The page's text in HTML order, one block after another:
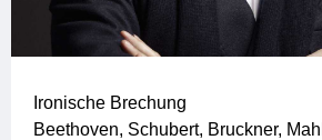
Ironische Brechung
Beethoven, Schubert, Bruckner,